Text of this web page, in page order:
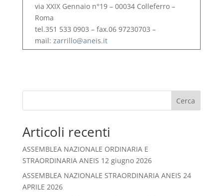
via XXIX Gennaio n°19 – 00034 Colleferro –
Roma
tel.351 533 0903 – fax.06 97230703 –
mail: zarrillo@aneis.it
Cerca
Articoli recenti
ASSEMBLEA NAZIONALE ORDINARIA E
STRAORDINARIA ANEIS 12 giugno 2026
ASSEMBLEA NAZIONALE STRAORDINARIA ANEIS 24
APRILE 2026